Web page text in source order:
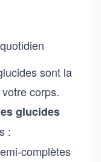
sont la
corps.
glucides
:
complètes